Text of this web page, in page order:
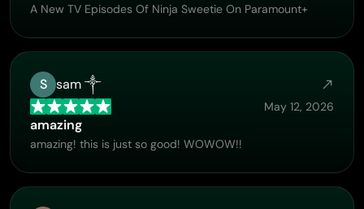
A New TV Episodes Of Ninja Sweetie On Paramount+
S sam ༒
May 12, 2026
amazing
amazing! this is just so good! WOWOW!!